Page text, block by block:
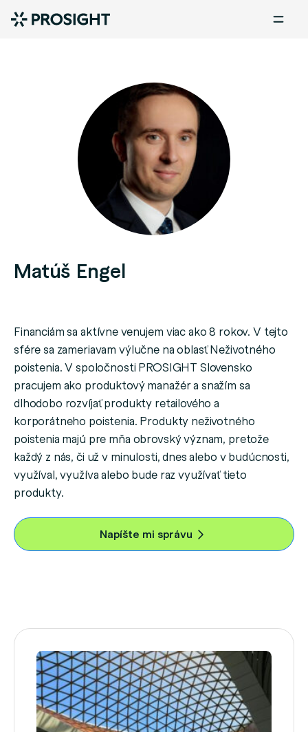
Matúš Engel
Financiám sa aktívne venujem viac ako 8 rokov. V tejto
sfére sa zameriavam výlučne na oblasť Neživotného
poistenia. V spoločnosti PROSIGHT Slovensko
pracujem ako produktový manažér a snažím sa
dlhodobo rozvíjať produkty retailového a
korporátneho poistenia. Produkty neživotného
poistenia majú pre mňa obrovský význam, pretože
každý z nás, či už v minulosti, dnes alebo v budúcnosti,
využíval, využíva alebo bude raz využívať tieto
produkty.
Napíšte mi správu